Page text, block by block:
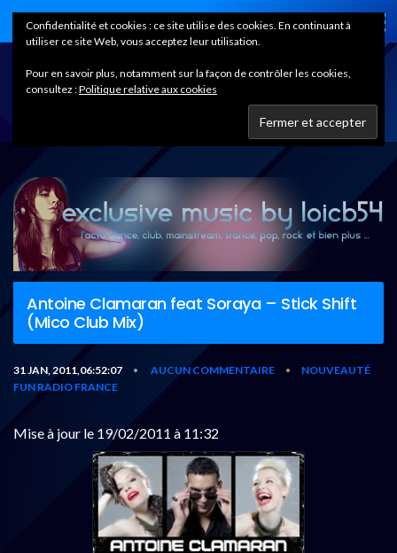
Home
Antoine Clamaran feat Soraya – Stick Shift
(Mico Club Mix)
31 JAN, 2011,06:52:07 • AUCUN COMMENTAIRE •
NOUVEAUTÉ
FUN RADIO FRANCE
Mise à jour le 19/02/2011 à 11:32
Confidentialité et cookies : ce site utilise des cookies. En continuant à
utiliser ce site Web, vous acceptez leur utilisation.
Pour en savoir plus, notamment sur la façon de contrôler les cookies,
consultez :Politique relative aux cookies